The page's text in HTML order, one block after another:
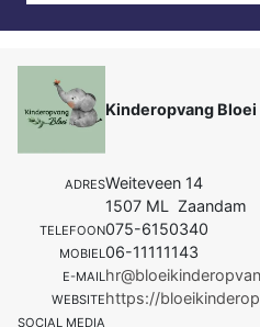
Kinderopvang Bloei
ADRESWeiteveen 14
1507 ML Zaandam
TELEFOON075-6150340
MOBIEL 06-11111143
E-MAIL
WEBSITEhttps://
SOCIAL MEDIA